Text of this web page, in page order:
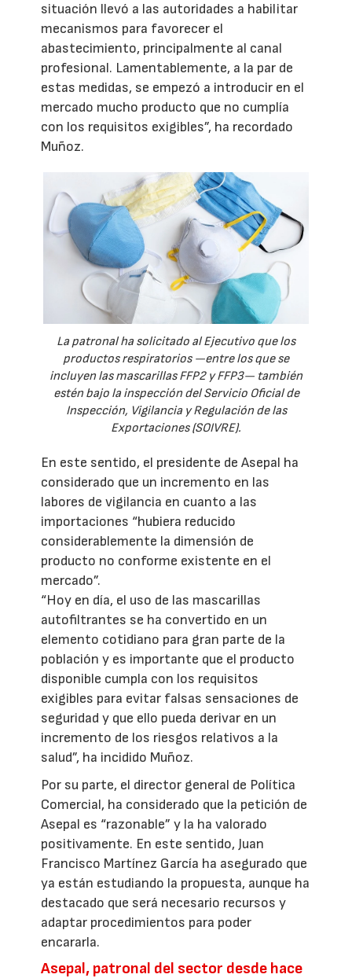
situación llevó a las autoridades a habilitar
mecanismos para favorecer el
abastecimiento, principalmente al canal
profesional. Lamentablemente, a la par de
estas medidas, se empezó a introducir en el
mercado mucho producto que no cumplía
con los requisitos exigibles”, ha recordado
Muñoz.
La patronal ha solicitado al Ejecutivo que los
productos respiratorios —entre los que se
incluyen las mascarillas FFP2 y FFP3— también
estén bajo la inspección del Servicio Oficial de
Inspección, Vigilancia y Regulación de las
Exportaciones (SOIVRE).
En este sentido, el presidente de Asepal ha
considerado que un incremento en las
labores de vigilancia en cuanto a las
importaciones “hubiera reducido
considerablemente la dimensión de
producto no conforme existente en el
mercado”.
“Hoy en día, el uso de las mascarillas
autofiltrantes se ha convertido en un
elemento cotidiano para gran parte de la
población y es importante que el producto
disponible cumpla con los requisitos
exigibles para evitar falsas sensaciones de
seguridad y que ello pueda derivar en un
incremento de los riesgos relativos a la
salud”, ha incidido Muñoz.
Por su parte, el director general de Política
Comercial, ha considerado que la petición de
Asepal es “razonable” y la ha valorado
positivamente. En este sentido, Juan
Francisco Martínez García ha asegurado que
ya están estudiando la propuesta, aunque ha
destacado que será necesario recursos y
adaptar procedimientos para poder
encararla.
Asepal, patronal del sector desde hace